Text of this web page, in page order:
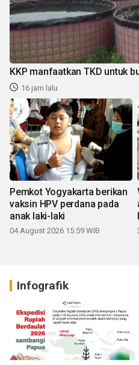
KKP manfaatkan TKD untuk
16 jam lalu
Pemkot Yogyakarta berikan
vaksin HPV perdana pada
anak laki-laki
04 August 2026 15:59 WIB
Infografik